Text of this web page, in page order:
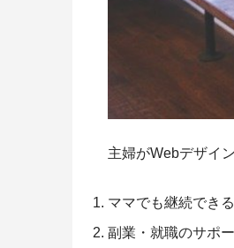
主婦がWebデザイ
ママでも継続できる
副業・就職のサポ